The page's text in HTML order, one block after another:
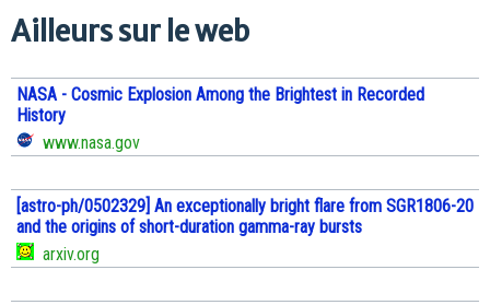
Ailleurs sur le web
NASA - Cosmic Explosion Among the Brightest in Recorded
History
www.nasa.gov
[astro-ph/0502329] An exceptionally bright flare from SGR1806-20
and the origins of short-duration gamma-ray bursts
arxiv.org